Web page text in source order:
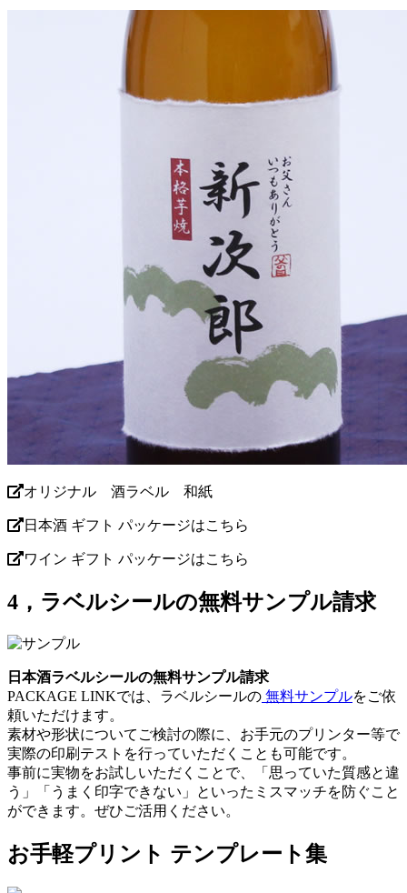
オリジナル 酒ラベル 和紙
日本酒 ギフト パッケージはこちら
ワイン ギフト パッケージはこちら
4，ラベルシールの無料サンプル請求
日本酒ラベルシールの無料サンプル請求
PACKAGE LINKでは、ラベルシールの 無料サンプルをご依
頼いただけます。
素材や形状についてご検討の際に、お手元のプリンター等で
実際の印刷テストを行っていただくことも可能です。
事前に実物をお試しいただくことで、「思っていた質感と違
う」「うまく印字できない」といったミスマッチを防ぐこと
ができます。ぜひご活用ください。
お手軽プリント テンプレート集